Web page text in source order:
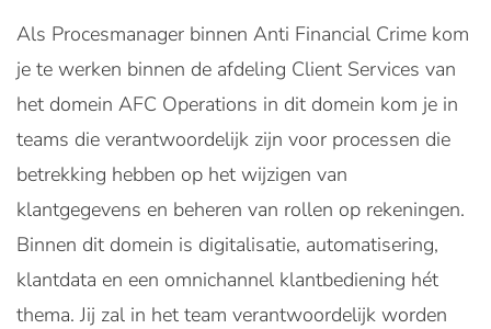
Als Procesmanager binnen Anti Financial Crime kom
je te werken binnen de afdeling Client Services van
het domein AFC Operations in dit domein kom je in
teams die verantwoordelijk zijn voor processen die
betrekking hebben op het wijzigen van
klantgegevens en beheren van rollen op rekeningen.
Binnen dit domein is digitalisatie, automatisering,
klantdata en een omnichannel klantbediening hét
thema. Jij zal in het team verantwoordelijk worden